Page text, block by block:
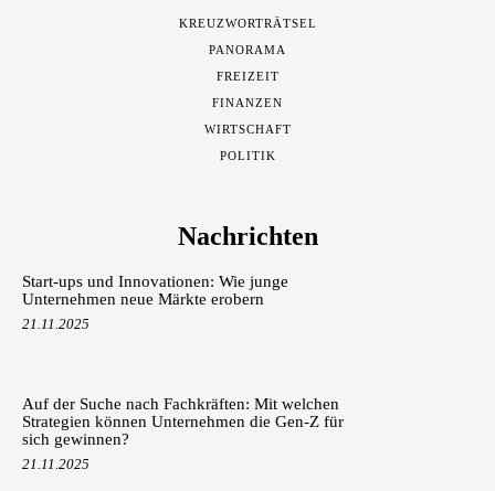
KREUZWORTRÄTSEL
PANORAMA
FREIZEIT
FINANZEN
WIRTSCHAFT
POLITIK
Nachrichten
Start-ups und Innovationen: Wie junge
Unternehmen neue Märkte erobern
21.11.2025
Auf der Suche nach Fachkräften: Mit welchen
Strategien können Unternehmen die Gen-Z für
sich gewinnen?
21.11.2025